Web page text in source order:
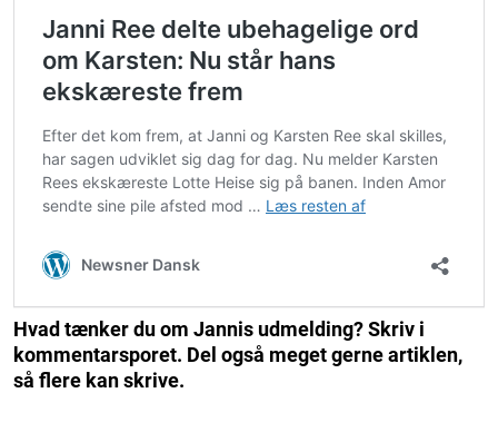
Hvad tænker du om Jannis udmelding? Skriv i
kommentarsporet. Del også meget gerne artiklen,
så flere kan skrive.